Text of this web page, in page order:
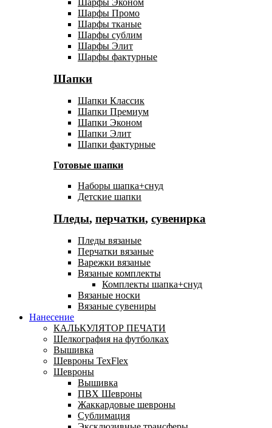
Шарфы Промо
Шарфы тканые
Шарфы сублим
Шарфы Элит
Шарфы фактурные
Шапки
Шапки Классик
Шапки Премиум
Шапки Эконом
Шапки Элит
Шапки фактурные
Готовые шапки
Наборы шапка+снуд
Детские шапки
Пледы, перчатки, сувенирка
Пледы вязаные
Перчатки вязаные
Варежки вязаные
Вязаные комплекты
Комплекты шапка+снуд
Вязаные носки
Вязаные сувениры
Нанесение
КАЛЬКУЛЯТОР ПЕЧАТИ
Шелкография на футболках
Вышивка
Шевроны TexFlex
Шевроны
Вышивка
ПВХ Шевроны
Жаккардовые шевроны
Сублимация